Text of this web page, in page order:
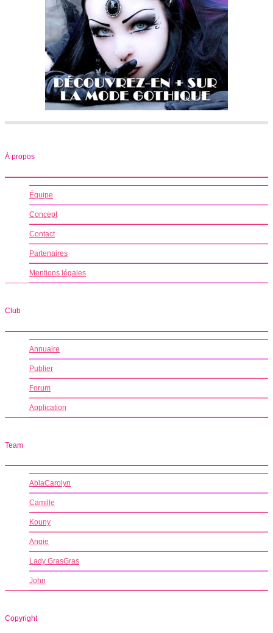
À propos
Équipe
Concept
Contact
Partenaires
Mentions légales
Club
Annuaire
Publier
Forum
Application
Team
AblaCarolyn
Camille
Kouny
Angie
Lady GrasGras
John
Copyright